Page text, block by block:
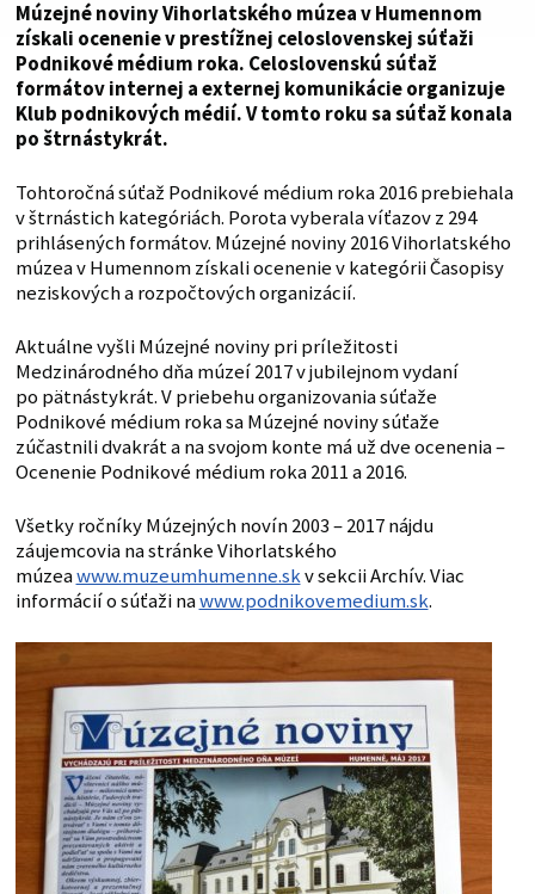
Múzejné noviny Vihorlatského múzea v Humennom
získali ocenenie v prestížnej celoslovenskej súťaži
Podnikové médium roka. Celoslovenskú súťaž
formátov internej a externej komunikácie organizuje
Klub podnikových médií. V tomto roku sa súťaž konala
po štrnástykrát.
Tohtoročná súťaž Podnikové médium roka 2016 prebiehala
v štrnástich kategóriách. Porota vyberala víťazov z 294
prihlásených formátov. Múzejné noviny 2016 Vihorlatského
múzea v Humennom získali ocenenie v kategórii Časopisy
neziskových a rozpočtových organizácií.
Aktuálne vyšli Múzejné noviny pri príležitosti
Medzinárodného dňa múzeí 2017 v jubilejnom vydaní
po pätnástykrát. V priebehu organizovania súťaže
Podnikové médium roka sa Múzejné noviny súťaže
zúčastnili dvakrát a na svojom konte má už dve ocenenia –
Ocenenie Podnikové médium roka 2011 a 2016.
Všetky ročníky Múzejných novín 2003 – 2017 nájdu
záujemcovia na stránke Vihorlatského
múzeawww.muzeumhumenne.skv sekcii Archív. Viac
informácií o súťaži nawww.podnikovemedium.sk.